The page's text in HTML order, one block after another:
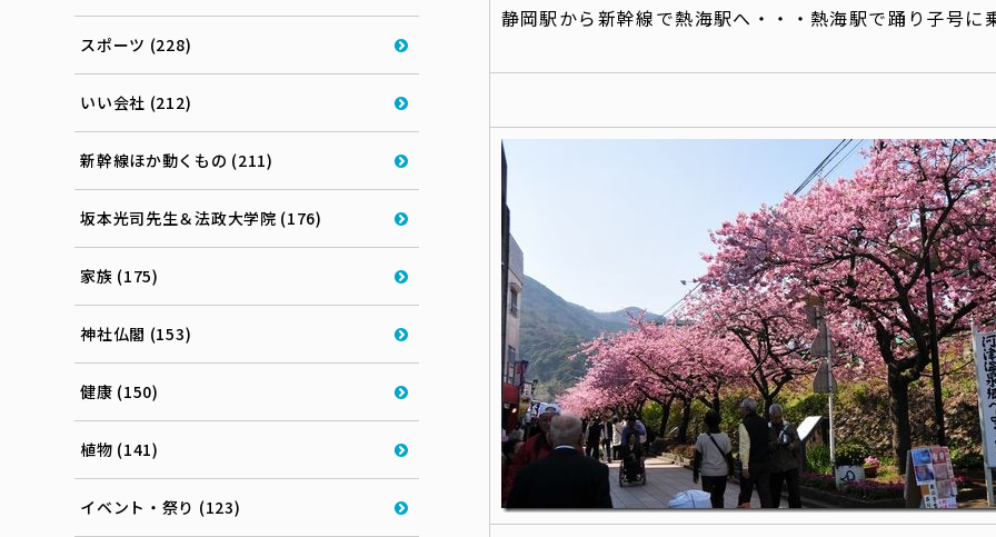
静岡駅から新幹線で熱海駅へ・・・熱海駅で踊り子号に
スポーツ (228)
いい会社 (212)
新幹線ほか動くもの (211)
坂本光司先生＆法政大学院 (176)
家族 (175)
神社仏閣 (153)
健康 (150)
植物 (141)
イベント・祭り (123)